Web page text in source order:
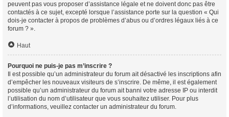
peuvent pas vous proposer d’assistance légale et ne doivent donc pas être
contactés à ce sujet, excepté lorsque l’assistance porte sur la question « Qui
dois-je contacter à propos de problèmes d’abus ou d’ordres légaux liés à ce
forum ? ».
Haut
Pourquoi ne puis-je pas m’inscrire ?
Il est possible qu’un administrateur du forum ait désactivé les inscriptions afin
d’empêcher les nouveaux visiteurs de s’inscrire. De même, il est également
possible qu’un administrateur du forum ait banni votre adresse IP ou interdit
l’utilisation du nom d’utilisateur que vous souhaitez utiliser. Pour plus
d’informations, veuillez contacter un administrateur du forum.